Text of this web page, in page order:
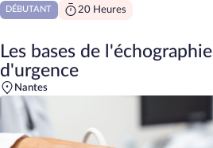
DÉBUTANT 20 Heures
Les bases de l'échographie
d'urgence
Nantes